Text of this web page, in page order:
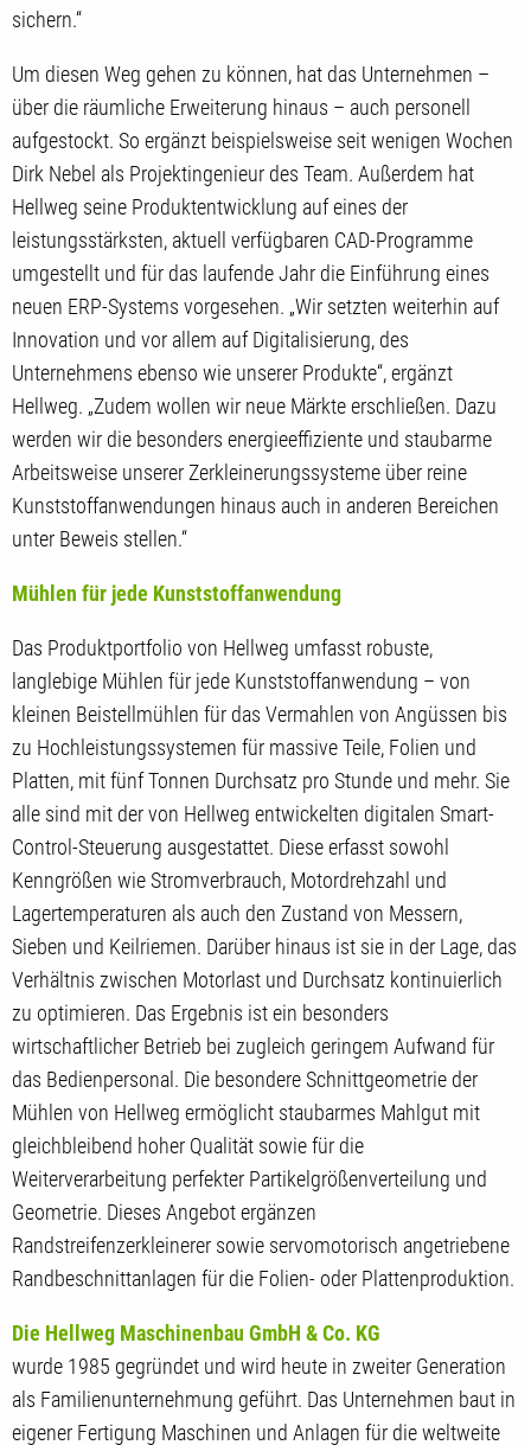
sichern.“
Um diesen Weg gehen zu können, hat das Unternehmen –
über die räumliche Erweiterung hinaus – auch personell
aufgestockt. So ergänzt beispielsweise seit wenigen Wochen
Dirk Nebel als Projektingenieur des Team. Außerdem hat
Hellweg seine Produktentwicklung auf eines der
leistungsstärksten, aktuell verfügbaren CAD-Programme
umgestellt und für das laufende Jahr die Einführung eines
neuen ERP-Systems vorgesehen. „Wir setzten weiterhin auf
Innovation und vor allem auf Digitalisierung, des
Unternehmens ebenso wie unserer Produkte“, ergänzt
Hellweg. „Zudem wollen wir neue Märkte erschließen. Dazu
werden wir die besonders energieeffiziente und staubarme
Arbeitsweise unserer Zerkleinerungssysteme über reine
Kunststoffanwendungen hinaus auch in anderen Bereichen
unter Beweis stellen.“
Mühlen für jede Kunststoffanwendung
Das Produktportfolio von Hellweg umfasst robuste,
langlebige Mühlen für jede Kunststoffanwendung – von
kleinen Beistellmühlen für das Vermahlen von Angüssen bis
zu Hochleistungssystemen für massive Teile, Folien und
Platten, mit fünf Tonnen Durchsatz pro Stunde und mehr. Sie
alle sind mit der von Hellweg entwickelten digitalen Smart-
Control-Steuerung ausgestattet. Diese erfasst sowohl
Kenngrößen wie Stromverbrauch, Motordrehzahl und
Lagertemperaturen als auch den Zustand von Messern,
Sieben und Keilriemen. Darüber hinaus ist sie in der Lage, das
Verhältnis zwischen Motorlast und Durchsatz kontinuierlich
zu optimieren. Das Ergebnis ist ein besonders
wirtschaftlicher Betrieb bei zugleich geringem Aufwand für
das Bedienpersonal. Die besondere Schnittgeometrie der
Mühlen von Hellweg ermöglicht staubarmes Mahlgut mit
gleichbleibend hoher Qualität sowie für die
Weiterverarbeitung perfekter Partikelgrößenverteilung und
Geometrie. Dieses Angebot ergänzen
Randstreifenzerkleinerer sowie servomotorisch angetriebene
Randbeschnittanlagen für die Folien- oder Plattenproduktion.
Die Hellweg Maschinenbau GmbH & Co. KG
wurde 1985 gegründet und wird heute in zweiter Generation
als Familienunternehmung geführt. Das Unternehmen baut in
eigener Fertigung Maschinen und Anlagen für die weltweite